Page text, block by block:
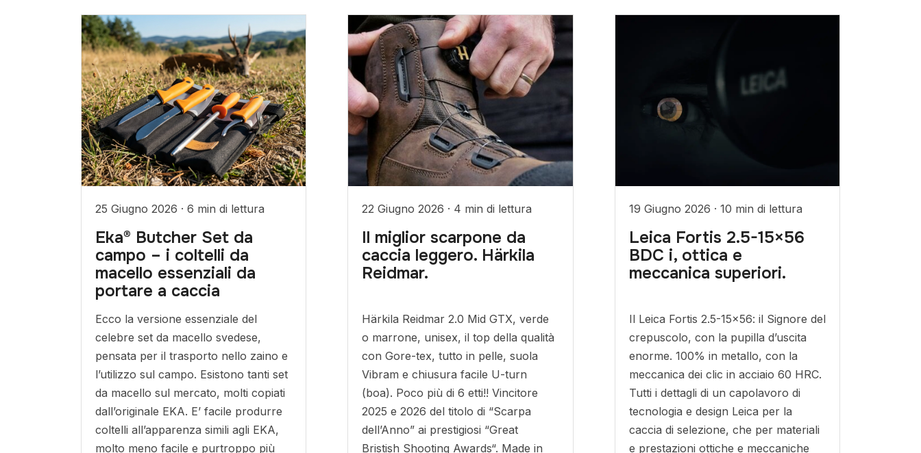
25 Giugno 2026 · 6 min di lettura
Eka® Butcher Set da
campo – i coltelli da
macello essenziali da
portare a caccia
Ecco la versione essenziale del
celebre set da macello svedese,
pensata per il trasporto nello zaino e
l’utilizzo sul campo. Esistono tanti set
da macello sul mercato, molti copiati
dall’originale EKA. E’ facile produrre
coltelli all’apparenza simili agli EKA,
molto meno facile e purtroppo più
22 Giugno 2026 · 4 min di lettura
Il miglior scarpone da
caccia leggero. Härkila
Reidmar.
Härkila Reidmar 2.0 Mid GTX, verde
o marrone, unisex, il top della qualità
con Gore-tex, tutto in pelle, suola
Vibram e chiusura facile U-turn
(boa). Poco più di 6 etti!! Vincitore
2025 e 2026 del titolo di “Scarpa
dell’Anno” ai prestigiosi “Great
Bristish Shooting Awards“. Made in
19 Giugno 2026 · 10 min di lettura
Leica Fortis 2.5-15×56
BDC i, ottica e
meccanica superiori.
Il Leica Fortis 2.5-15×56: il Signore del
crepuscolo, con la pupilla d’uscita
enorme. 100% in metallo, con la
meccanica dei clic in acciaio 60 HRC.
Tutti i dettagli di un capolavoro di
tecnologia e design Leica per la
caccia di selezione, che per materiali
e prestazioni ottiche e meccaniche